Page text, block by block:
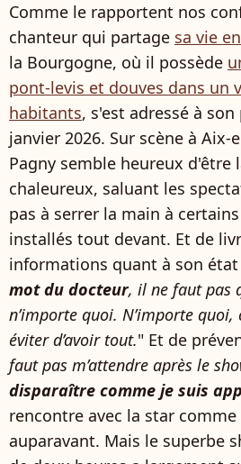
Comme le rapportent nos
chanteur qui partage sa vie
la Bourgogne, où il possède
pont-levis et douves dans un
habitants, s'est adressé à
janvier 2026. Sur scène à Aix-
Pagny semble heureux d'être
chaleureux, saluant les
pas à serrer la main à
installés tout devant. Et de
informations quant à son
mot du docteur, il ne faut pas
n’importe quoi. N’importe quoi,
éviter d’avoir tout." Et de
faut pas m’attendre après le
disparaître comme je suis
rencontre avec la star
auparavant. Mais le superbe